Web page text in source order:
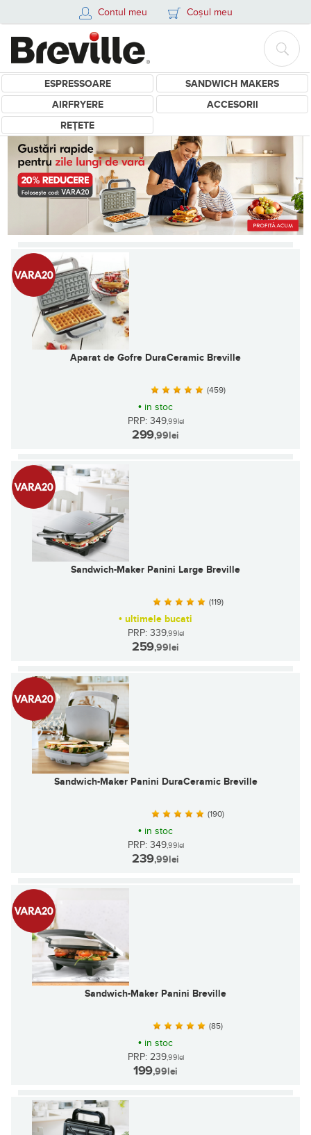
Contul meu Coșul meu
ESPRESSOARE
SANDWICH MAKERS
AIRFRYERE
ACCESORII
REȚETE
Produse Breville -
Aparat de Gofre DuraCeramic Breville
(459)
• in stoc
PRP: 349,99lei
299,99 lei
Sandwich-Maker Panini Large Breville
(119)
• ultimele bucati
PRP: 339,99lei
259,99 lei
Sandwich-Maker Panini DuraCeramic Breville
(190)
• in stoc
PRP: 349,99lei
239,99 lei
Sandwich-Maker Panini Breville
(85)
• in stoc
PRP: 239,99lei
199,99 lei